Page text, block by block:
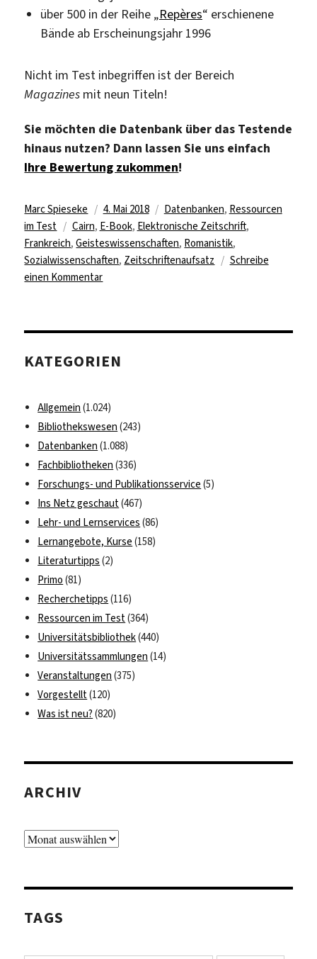
über 500 in der Reihe „Repères“ erschienene
Bände ab Erscheinungsjahr 1996
Nicht im Test inbegriffen ist der Bereich
Magazines mit neun Titeln!
Sie möchten die Datenbank über das Testende
hinaus nutzen? Dann lassen Sie uns einfach
Ihre Bewertung zukommen!
Autor
Marc Spieseke
Veröffentlicht
am
4. Mai 2018 Kategorien
Datenbanken, Ressourcen
im Test
Schlagwörter
Cairn, E-Book, Elektronische Zeitschrift,
Frankreich,Geisteswissenschaften, Romanistik,
Sozialwissenschaften, Zeitschriftenaufsatz
Schreibe
einen Kommentarzu
Zeitschriften-
E-
im
Test
KATEGORIEN
Allgemein (1.024)
Bibliothekswesen (243)
Datenbanken (1.088)
Fachbibliotheken (336)
Forschungs- und Publikationsservice (5)
Ins Netz geschaut(467)
Lehr- und Lernservices (86)
Lernangebote, Kurse (158)
Literaturtipps (2)
Primo (81)
Recherchetipps (116)
Ressourcen im Test(364)
Universitätsbibliothek(440)
Universitätssammlungen (14)
Veranstaltungen (375)
Vorgestellt(120)
Was ist neu? (820)
ARCHIV
Archiv
TAGS